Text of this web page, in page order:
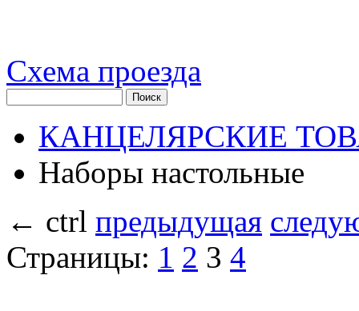
Схема проезда
КАНЦЕЛЯРСКИЕ
Наборы настольные
← ctrl предыдущая
Страницы: 1 2 3 4